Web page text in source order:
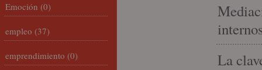
La
Emoción (0)
empleo (37)
emprendimiento (0)